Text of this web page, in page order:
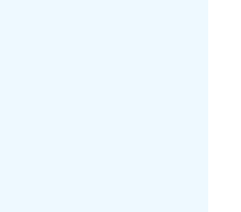
【
【
【
【
【
【
【
【
【
【
【
【
【
【
【